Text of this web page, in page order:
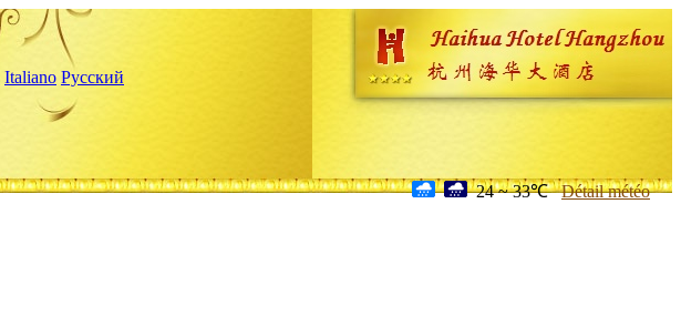
Italiano Русский
24 ~ 33℃ Détail météo